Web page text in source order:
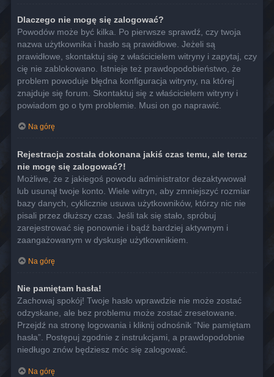
Dlaczego nie mogę się zalogować?
Powodów może być kilka. Po pierwsze sprawdź, czy twoja
nazwa użytkownika i hasło są prawidłowe. Jeżeli są
prawidłowe, skontaktuj się z właścicielem witryny i zapytaj, czy
cię nie zablokowano. Istnieje też prawdopodobieństwo, że
problem powoduje błędna konfiguracja witryny, na której
znajduje się forum. Skontaktuj się z właścicielem witryny i
powiadom go o tym problemie. Musi on go naprawić.
Na górę
Rejestracja została dokonana jakiś czas temu, ale teraz
nie mogę się zalogować?!
Możliwe, że z jakiegoś powodu administrator dezaktywował
lub usunął twoje konto. Wiele witryn, aby zmniejszyć rozmiar
bazy danych, cyklicznie usuwa użytkowników, którzy nic nie
pisali przez dłuższy czas. Jeśli tak się stało, spróbuj
zarejestrować się ponownie i bądź bardziej aktywnym i
zaangażowanym w dyskusje użytkownikiem.
Na górę
Nie pamiętam hasła!
Zachowaj spokój! Twoje hasło wprawdzie nie może zostać
odzyskane, ale bez problemu może zostać zresetowane.
Przejdź na stronę logowania i kliknij odnośnik “Nie pamiętam
hasła”. Postępuj zgodnie z instrukcjami, a prawdopodobnie
niedługo znów będziesz móc się zalogować.
Na górę